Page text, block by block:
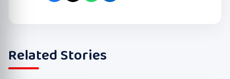
Related Stories